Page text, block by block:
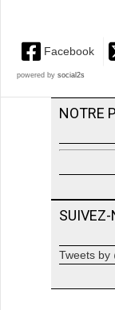
Facebook
powered by social2s
NOTRE
SUIVEZ-
Tweets by